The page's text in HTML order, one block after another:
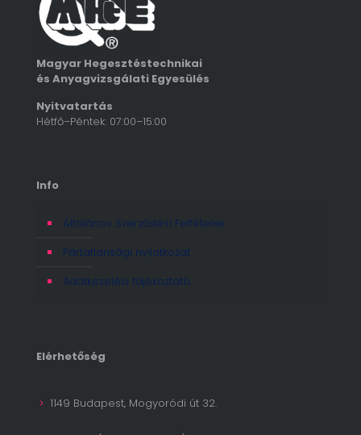
Magyar Hegesztéstechnikai
és Anyagvizsgálati Egyesülés
Nyitvatartás
Hétfő–Péntek: 07:00–15:00
Info
Általános Szerződési Feltételek
Pártatlansági nyilatkozat
Adatkezelési tájékoztató
Elérhetőség
1149 Budapest, Mogyoródi út 32.